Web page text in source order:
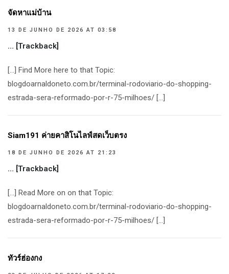
จัดหาแม่บ้าน
13 DE JUNHO DE 2026 AT 03:58
… [Trackback]
[…] Find More here to that Topic:
blogdoarnaldoneto.com.br/terminal-rodoviario-do-shopping-
estrada-sera-reformado-por-r-75-milhoes/ […]
Siam191 ค่ายคาสิโนไลฟ์สดเว็บตรง
18 DE JUNHO DE 2026 AT 21:23
… [Trackback]
[…] Read More on on that Topic:
blogdoarnaldoneto.com.br/terminal-rodoviario-do-shopping-
estrada-sera-reformado-por-r-75-milhoes/ […]
ทัวร์ฮ่องกง